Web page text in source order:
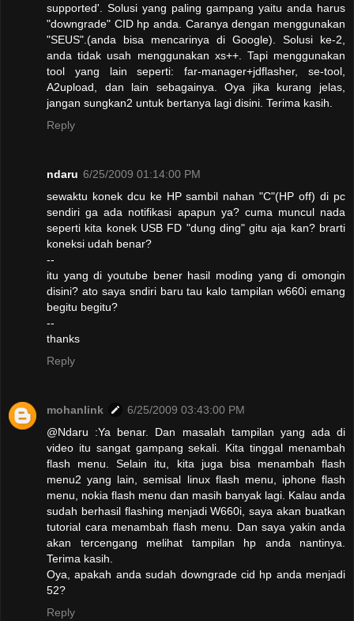
supported'. Solusi yang paling gampang yaitu anda harus
"downgrade" CID hp anda. Caranya dengan menggunakan
"SEUS".(anda bisa mencarinya di Google). Solusi ke-2,
anda tidak usah menggunakan xs++. Tapi menggunakan
tool yang lain seperti: far-manager+jdflasher, se-tool,
A2upload, dan lain sebagainya. Oya jika kurang jelas,
jangan sungkan2 untuk bertanya lagi disini. Terima kasih.
Reply
ndaru 6/25/2009 01:14:00 PM
sewaktu konek dcu ke HP sambil nahan "C"(HP off) di pc
sendiri ga ada notifikasi apapun ya? cuma muncul nada
seperti kita konek USB FD "dung ding" gitu aja kan? brarti
koneksi udah benar?
--
itu yang di youtube bener hasil moding yang di omongin
disini? ato saya sndiri baru tau kalo tampilan w660i emang
begitu begitu?
--
thanks
Reply
mohanlink
6/25/2009 03:43:00 PM
@Ndaru :Ya benar. Dan masalah tampilan yang ada di
video itu sangat gampang sekali. Kita tinggal menambah
flash menu. Selain itu, kita juga bisa menambah flash
menu2 yang lain, semisal linux flash menu, iphone flash
menu, nokia flash menu dan masih banyak lagi. Kalau anda
sudah berhasil flashing menjadi W660i, saya akan buatkan
tutorial cara menambah flash menu. Dan saya yakin anda
akan tercengang melihat tampilan hp anda nantinya.
Terima kasih.
Oya, apakah anda sudah downgrade cid hp anda menjadi
52?
Reply